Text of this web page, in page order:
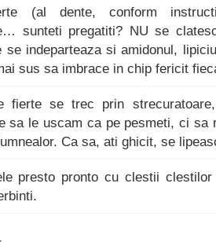
(al dente, conform
sunteti pregatiti? NU se
se indeparteaza si amidonul,
sus sa imbrace in chip fericit
fierte se trec prin
sa le uscam ca pe pesmeti, ci sa
Ca sa, ati ghicit, se
presto pronto cu clestii